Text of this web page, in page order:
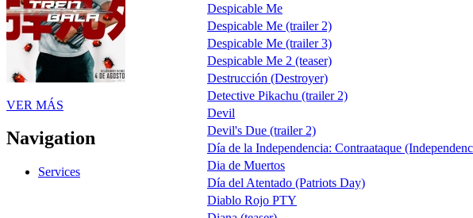
VER MÁS
Navigation
Services
Despicable Me
Despicable Me (trailer 2)
Despicable Me (trailer 3)
Despicable Me 2 (teaser)
Destrucción (Destroyer)
Detective Pikachu (trailer 2)
Devil
Devil's Due (trailer 2)
Día de la Independencia: Contraataque
Dia de Muertos
Día del Atentado (Patriots Day)
Diablo Rojo PTY